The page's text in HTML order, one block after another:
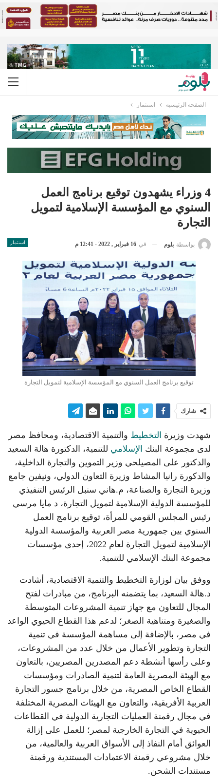
الصفحة الرئيسية استثمار
4 وزراء يشهدون توقيع برنامج العمل
السنوي مع المؤسسة الإسلامية لتمويل
التجارة
استثمار بواسطة بلوم في 16 فبراير , 2022 - 12:41 م
توقيع برنامج العمل السنوي مع المؤسسة الإسلامية لتمويل التجارة
شارك
شهدت وزيرة التخطيط والتنمية الاقتصادية، ومحافظ مصر
لدى مجموعة البنك الإسلامي للتنمية، الدكتورة هالة السعيد
والدكتور على المصيلحي وزير التموين والتجارة الداخلية،
والدكورة رانيا المشاط وزيرة التعاون الدولي، ونيفين جامع
وزيرة التجارة والصناعة، م.هاني سنبل الرئيس التنفيذي
للمؤسسة الدولية الإسلامية لتمويل التجارة، د مايا مرسي
رئيس المجلس القومي للمرأة، توقيع برنامج العمل
السنوي بين جمهورية مصر العربية والمؤسسة الدولية
الإسلامية لتمويل التجارة لعام 2022، إحدى مؤسسات
مجموعة البنك الإسلامي للتنمية.
ووفق بيان لوزارة التخطيط والتنمية الاقتصادية، أشادت
د.هالة السعيد، بما يتضمنه البرنامج، من مبادرات لفتح
المجال للتعاون مع جهاز تنمية المشروعات المتوسطة
والصغيرة ومتناهية الصغر؛ لدعم هذا القطاع الحيوي الواعد
في مصر، بالإضافة إلى مساهمة المؤسسة في تنمية
التجارة وتطوير الأعمال من خلال عدد من المشروعات،
وعلى رأسها أنشطة دعم المصدرين المصريين، بالتعاون
مع الهيئة المصرية العامة لتنمية الصادرات ومؤسسات
القطاع الخاص المصرية، من خلال برنامج جسور التجارة
العربية الأفريقية، والتعاون مع الهيئات المصرية المختلفة
في مجال رقمنة العمليات التجارية الدولية في القطاعات
الحيوية في التجارة الخارجية لمصر؛ للعمل على إزالة
العوائق أمام النفاذ إلى الأسواق العربية والعالمية، من
خلال مشروعي رقمنة الاعتمادات المستندية ورقمنة
مستندات الشحن.